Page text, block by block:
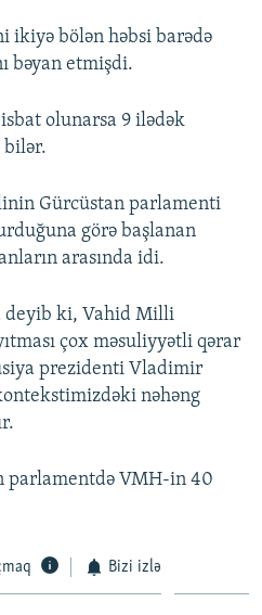
ikiyə bölən həbsi barədə
bəyan etmişdi.
olunarsa 9 ilədək
bilər.
Gürcüstan parlamenti
görə başlanan
arasında idi.
deyib ki, Vahid Milli
çox məsuliyyətli qərar
prezidenti Vladimir
nəhəng
parlamentdə VMH-in 40
Bizi izlə